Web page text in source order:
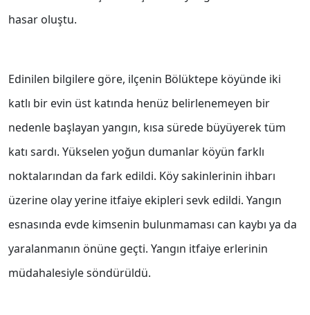
hasar oluştu.
Edinilen bilgilere göre, ilçenin Bölüktepe köyünde iki
katlı bir evin üst katında henüz belirlenemeyen bir
nedenle başlayan yangın, kısa sürede büyüyerek tüm
katı sardı. Yükselen yoğun dumanlar köyün farklı
noktalarından da fark edildi. Köy sakinlerinin ihbarı
üzerine olay yerine itfaiye ekipleri sevk edildi. Yangın
esnasında evde kimsenin bulunmaması can kaybı ya da
yaralanmanın önüne geçti. Yangın itfaiye erlerinin
müdahalesiyle söndürüldü.